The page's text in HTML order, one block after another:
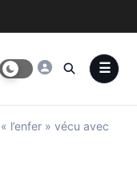
l’enfer » vécu avec